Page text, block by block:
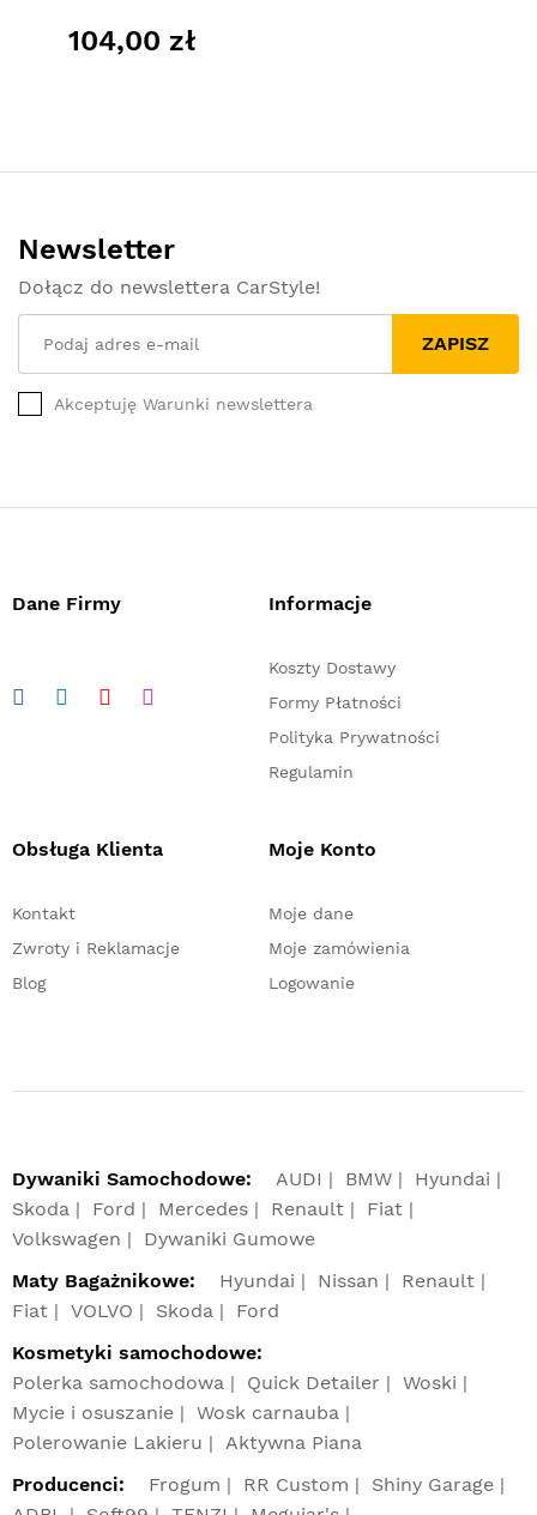
104,00 zł
Newsletter
Dołącz do newslettera CarStyle!
ZAPISZ
Akceptuję Warunki newslettera
Dane Firmy Informacje
Koszty Dostawy
Formy Płatności
Polityka Prywatności
Regulamin
Obsługa Klienta
Kontakt
Zwroty i Reklamacje
Blog
Moje Konto
Moje dane
Moje zamówienia
Logowanie
Dywaniki Samochodowe: AUDI BMW
Hyundai
Skoda
Ford Mercedes Renault
Fiat
Volkswagen
Dywaniki Gumowe
Maty Bagażnikowe:
Hyundai Nissan
Renault
Fiat
VOLVO Skoda
Ford
Kosmetyki samochodowe:
Polerka samochodowa
Quick Detailer
Woski
Mycie i osuszanie
Wosk carnauba
Polerowanie Lakieru
Aktywna Piana
Producenci:
Frogum RR Custom
Shiny Garage